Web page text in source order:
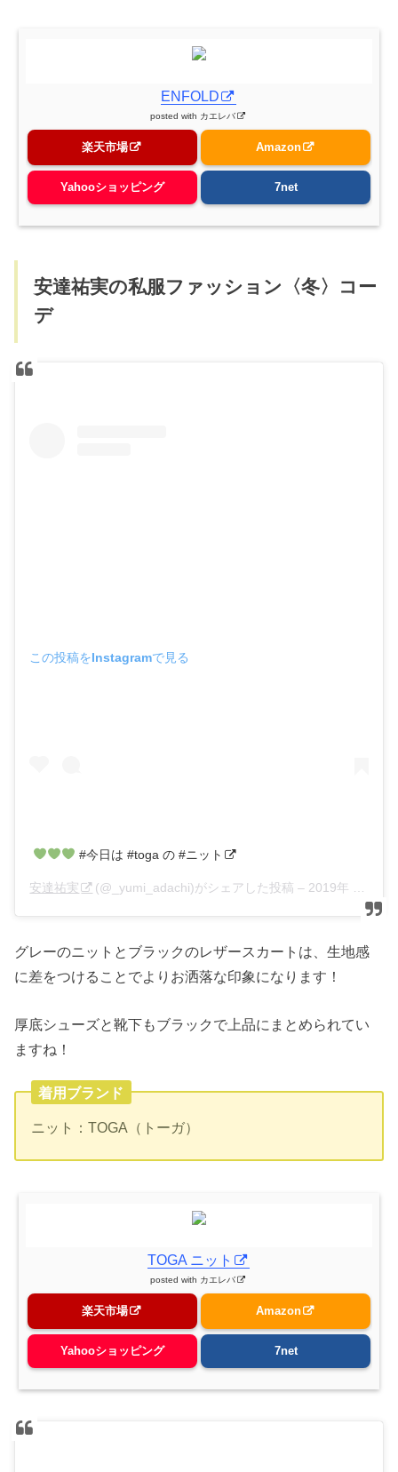
ENFOLD
posted with カエレバ
楽天市場 Amazon
Yahooショッピング 7net
安達祐実の私服ファッション〈冬〉コー
デ
この投稿をInstagramで見る
#今日は #toga の #ニット
安達祐実 (@_yumi_adachi)がシェアした投稿 – 2019年 1月月11日午前6時09分PST
グレーのニットとブラックのレザースカートは、生地感
に差をつけることでよりお洒落な印象になります！
厚底シューズと靴下もブラックで上品にまとめられてい
ますね！
着用ブランド
ニット：TOGA（トーガ）
TOGA ニット
posted with カエレバ
楽天市場 Amazon
Yahooショッピング 7net